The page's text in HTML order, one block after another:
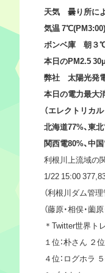
天気 曇り所に
気温 7℃(PM3:00)
ボンベ庫 朝
本日のPM2.5
弊社 太陽光発
本日の電力最大
（エレクトリカ
北海道77%、東
関西電80%、中
利根川上流域の
1/22 15:00
（利根川ダム管
（藤原・相俣・薗
＊Twitter世界ト
１位：朴さん ２
４位：ログホラ